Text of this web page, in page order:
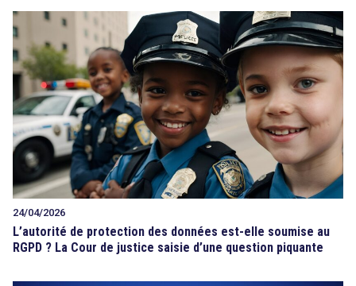
24/04/2026
L’autorité de protection des données est-elle soumise au
RGPD ? La Cour de justice saisie d’une question piquante